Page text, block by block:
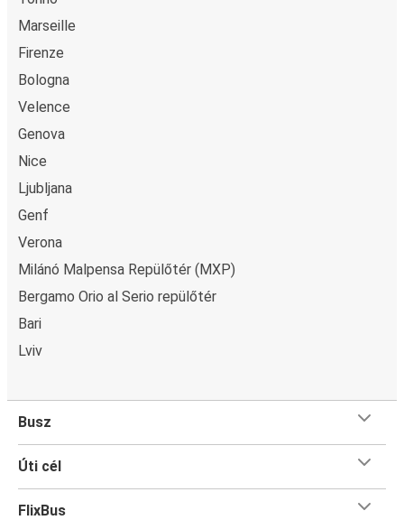
Marseille
Firenze
Bologna
Velence
Genova
Nice
Ljubljana
Genf
Verona
Milánó Malpensa Repülőtér (MXP)
Bergamo Orio al Serio repülőtér
Bari
Lviv
Busz
Úti cél
FlixBus